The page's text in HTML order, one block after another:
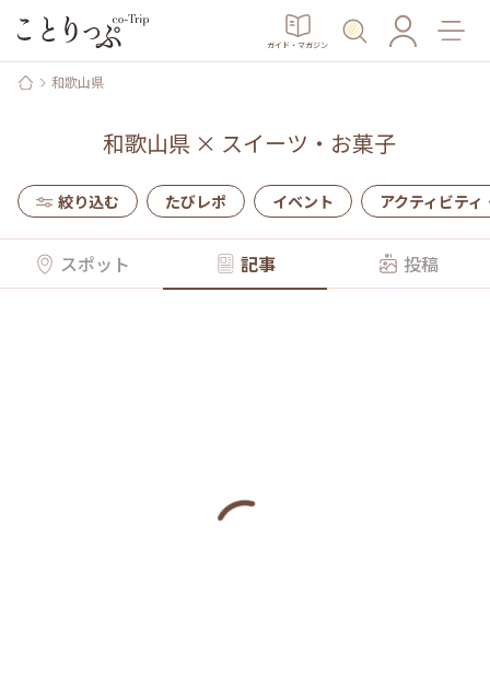
ガイド・マガジン
和歌山県
和歌山県 × スイーツ・お菓子
絞り込む たびレポ イベント アクティビティ
スポット 記事 投稿